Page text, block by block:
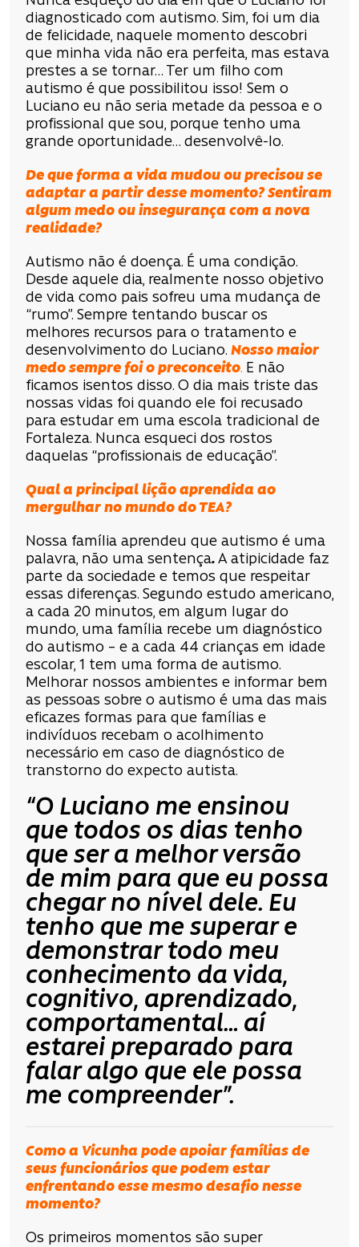
diagnosticado com autismo. Sim, foi um dia
de felicidade, naquele momento descobri
que minha vida não era perfeita, mas estava
prestes a se tornar… Ter um filho com
autismo é que possibilitou isso! Sem o
Luciano eu não seria metade da pessoa e o
profissional que sou, porque tenho uma
grande oportunidade… desenvolvê-lo.
De que forma a vida mudou ou precisou se
adaptar a partir desse momento? Sentiram
algum medo ou insegurança com a nova
realidade?
Autismo não é doença. É uma condição.
Desde aquele dia, realmente nosso objetivo
de vida como pais sofreu uma mudança de
“rumo”. Sempre tentando buscar os
melhores recursos para o tratamento e
desenvolvimento do Luciano. Nosso maior
medo sempre foi o preconceito. E não
ficamos isentos disso. O dia mais triste das
nossas vidas foi quando ele foi recusado
para estudar em uma escola tradicional de
Fortaleza. Nunca esqueci dos rostos
daquelas “profissionais de educação”.
Qual a principal lição aprendida ao
mergulhar no mundo do TEA?
Nossa família aprendeu que autismo é uma
palavra, não uma sentença. A atipicidade faz
parte da sociedade e temos que respeitar
essas diferenças. Segundo estudo americano,
a cada 20 minutos, em algum lugar do
mundo, uma família recebe um diagnóstico
do autismo – e a cada 44 crianças em idade
escolar, 1 tem uma forma de autismo.
Melhorar nossos ambientes e informar bem
as pessoas sobre o autismo é uma das mais
eficazes formas para que famílias e
indivíduos recebam o acolhimento
necessário em caso de diagnóstico de
transtorno do expecto autista.
“O Luciano me ensinou
que todos os dias tenho
que ser a melhor versão
de mim para que eu possa
chegar no nível dele. Eu
tenho que me superar e
demonstrar todo meu
conhecimento da vida,
cognitivo, aprendizado,
comportamental… aí
estarei preparado para
falar algo que ele possa
me compreender”.
Como a Vicunha pode apoiar famílias de
seus funcionários que podem estar
enfrentando esse mesmo desafio nesse
momento?
Os primeiros momentos são super